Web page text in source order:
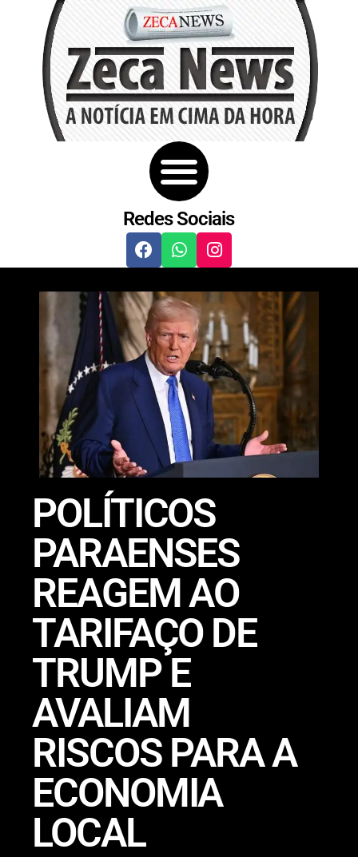
Redes Sociais
POLÍTICOS
PARAENSES
REAGEM AO
TARIFAÇO DE
TRUMP E
AVALIAM
RISCOS PARA A
ECONOMIA
LOCAL